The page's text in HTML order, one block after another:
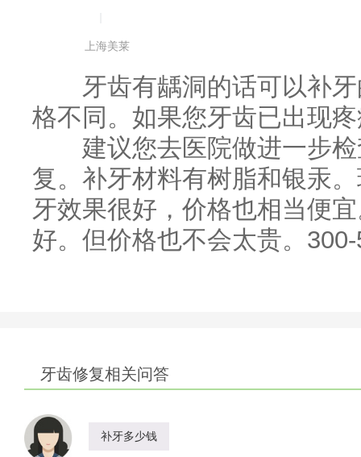
上海美莱
牙齿有龋洞的话可以补牙
格不同。如果您牙齿已出现
建议您去医院做进一步检
复。补牙材料有树脂和银汞
牙效果很好，价格也相当便
好。但价格也不会太贵。
牙齿修复相关问答
补牙多少钱